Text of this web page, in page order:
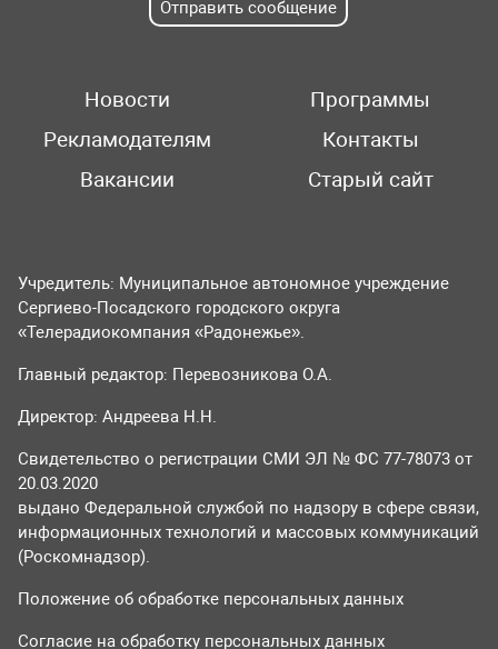
Отправить сообщение
Новости
Программы
Рекламодателям
Контакты
Вакансии
Старый сайт
Учредитель: Муниципальное автономное учреждение
Сергиево-Посадского городского округа
«Телерадиокомпания «Радонежье».
Главный редактор: Перевозникова О.А.
Директор: Андреева Н.Н.
Свидетельство о регистрации СМИ ЭЛ № ФС 77-78073 от
20.03.2020
выдано Федеральной службой по надзору в сфере связи,
информационных технологий и массовых коммуникаций
(Роскомнадзор).
Положение об обработке персональных данных
Согласие на обработку персональных данных